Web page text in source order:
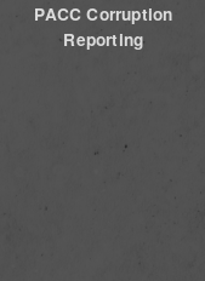
PACC Corruption
Reporting